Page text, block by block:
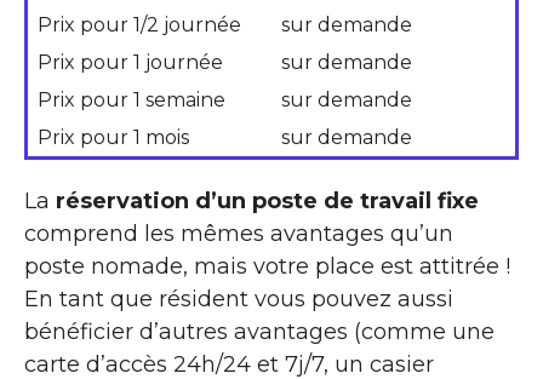
Prix pour 1/2 journée
sur demande
Prix pour 1 journée
sur demande
Prix pour 1 semaine
sur demande
Prix pour 1 mois
sur demande
La réservation d’un poste de travail fixe
comprend les mêmes avantages qu’un
poste nomade, mais votre place est attitrée !
En tant que résident vous pouvez aussi
bénéficier d’autres avantages (comme une
carte d’accès 24h/24 et 7j/7, un casier